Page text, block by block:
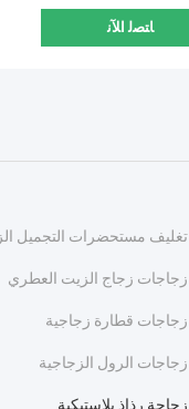
ﺎﺘﺼﻟ ﺍﻶﻧ
تغليف مستحضرات التجميل
زجاجات زجاج الزيت العطري
زجاجات قطارة زجاجية
زجاجات الرول الزجاجية
زجاجة رذاذ بلاستيكية